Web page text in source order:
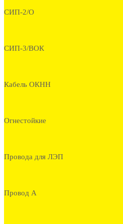
СИП-2/О
СИП-3/ВОК
Кабель ОКНН
Огнестойкие
Провода для ЛЭП
Провод А